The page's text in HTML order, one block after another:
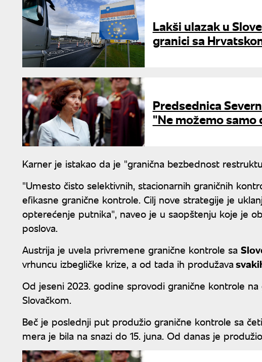
Lakši ulazak u
granici sa
Predsednica
"Ne možemo
Karner je istakao da je "granična bezbednost
"Umesto čisto selektivnih, stacionarnih graničnih
efikasne granične kontrole. Cilj nove strategije je
opterećenje putnika", naveo je u saopštenju koje je
poslova.
Austrija je uvela privremene granične kontrole sa
vrhuncu izbegličke krize, a od tada ih produžava
Od jeseni 2023. godine sprovodi granične kontrole
Slovačkom.
Beč je poslednji put produžio granične kontrole sa
mera je bila na snazi do 15. juna. Od danas je